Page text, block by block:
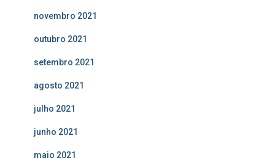
novembro 2021
outubro 2021
setembro 2021
agosto 2021
julho 2021
junho 2021
maio 2021